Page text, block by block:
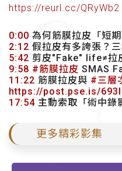
https://reurl.cc/QRyWb2
0:00 為何筋膜拉皮「短
2:12 假拉皮有多誇張？
5:42 剪皮"Fake" life≠拉
9:58 #筋膜拉皮 SMAS
11:22 筋膜拉皮與 #三層
https://post.pse.is/
17:54 主動索取「術中錄
更多精彩影集